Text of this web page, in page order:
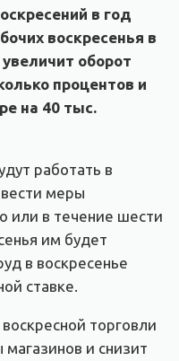
в год
воскресенья в
оборот
процентов и
на 40 тыс.
работать в
меры
или в течение шести
им будет
в воскресенье
ставке.
торговли
и снизит